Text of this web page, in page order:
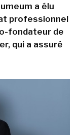
a élu
professionnel
fondateur de
qui a assuré